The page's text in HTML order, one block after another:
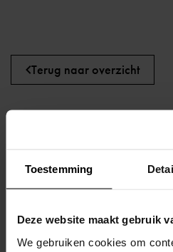
Toestemming
Deze website maakt gebruik
We gebruiken cookies om
Terug naar overzicht